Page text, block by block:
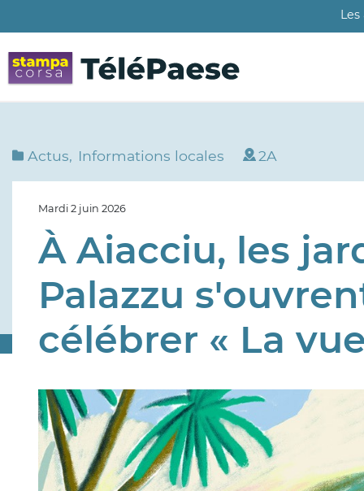
au
contenu
principal
Actus Informations locales 2A
Mardi 2 juin 2026
À Aiacciu, les
Palazzu
célébrer « La
Image